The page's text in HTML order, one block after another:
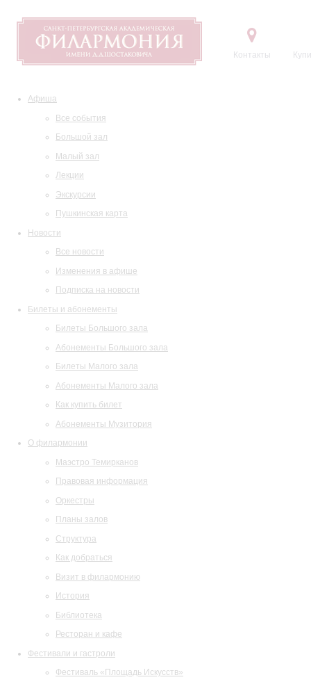
Контакты
Афиша
Все события
Большой зал
Малый зал
Лекции
Экскурсии
Пушкинская карта
Новости
Все новости
Изменения в афише
Подписка на новости
Билеты и абонементы
Билеты Большого зала
Абонементы Большого зала
Билеты Малого зала
Абонементы Малого зала
Как купить билет
Абонементы Музитория
О филармонии
Маэстро Темирканов
Правовая информация
Оркестры
Планы залов
Структура
Как добраться
Визит в филармонию
История
Библиотека
Ресторан и кафе
Фестивали и гастроли
Фестиваль «Площадь Искусств»